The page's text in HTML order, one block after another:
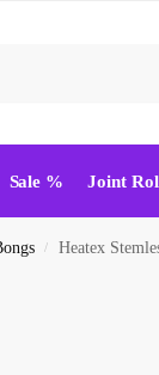
Sale % Joint
/ Heatex